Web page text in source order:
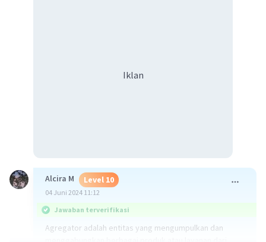
Iklan
Alcira M Level 10
04 Juni 2024 11:12
Jawaban terverifikasi
Agregator adalah entitas yang mengumpulkan dan